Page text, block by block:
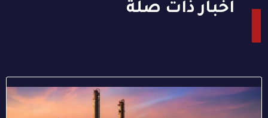
أخبار ذات صلة